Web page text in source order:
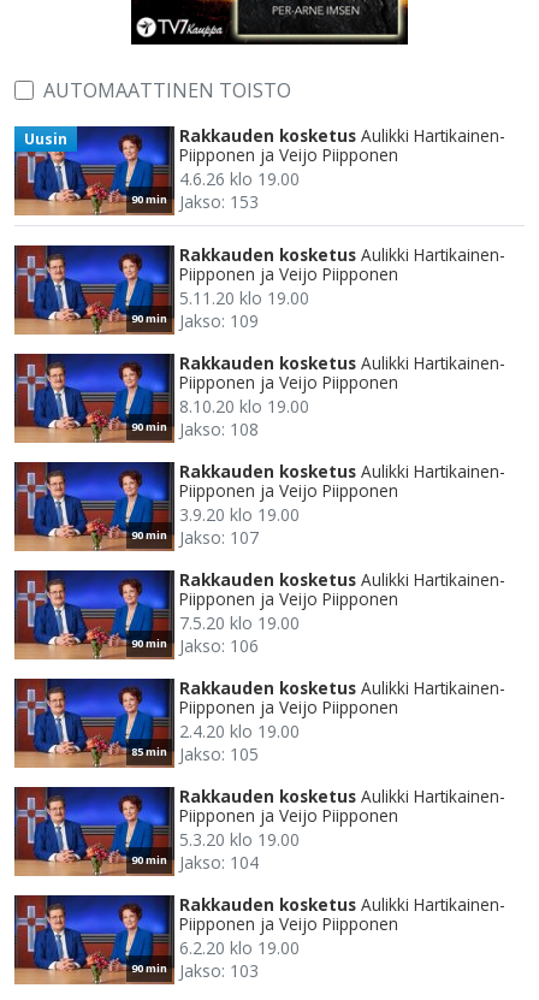
AUTOMAATTINEN TOISTO
90 min
Uusin Rakkauden kosketus Aulikki Hartikainen-
Piipponen ja Veijo Piipponen
4.6.26 klo 19.00
Jakso: 153
90 min
Rakkauden kosketus Aulikki Hartikainen-
Piipponen ja Veijo Piipponen
5.11.20 klo 19.00
Jakso: 109
90 min
Rakkauden kosketus Aulikki Hartikainen-
Piipponen ja Veijo Piipponen
8.10.20 klo 19.00
Jakso: 108
90 min
Rakkauden kosketus Aulikki Hartikainen-
Piipponen ja Veijo Piipponen
3.9.20 klo 19.00
Jakso: 107
90 min
Rakkauden kosketus Aulikki Hartikainen-
Piipponen ja Veijo Piipponen
7.5.20 klo 19.00
Jakso: 106
85 min
Rakkauden kosketus Aulikki Hartikainen-
Piipponen ja Veijo Piipponen
2.4.20 klo 19.00
Jakso: 105
90 min
Rakkauden kosketus Aulikki Hartikainen-
Piipponen ja Veijo Piipponen
5.3.20 klo 19.00
Jakso: 104
90 min
Rakkauden kosketus Aulikki Hartikainen-
Piipponen ja Veijo Piipponen
6.2.20 klo 19.00
Jakso: 103